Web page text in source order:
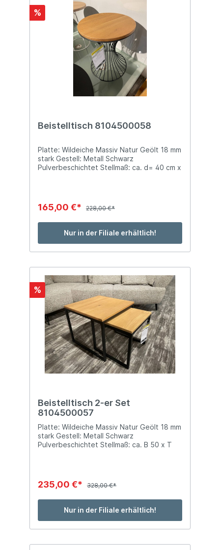
%
Beistelltisch 8104500058
Platte: Wildeiche Massiv Natur Geölt 18 mm
stark Gestell: Metall Schwarz
Pulverbeschichtet Stellmaß: ca. d= 40 cm x
165,00 €* 228,00 €*
Nur in der Filiale erhältlich!
%
Beistelltisch 2-er Set
8104500057
Platte: Wildeiche Massiv Natur Geölt 18 mm
stark Gestell: Metall Schwarz
Pulverbeschichtet Stellmaß: ca. B 50 x T
235,00 €* 328,00 €*
Nur in der Filiale erhältlich!